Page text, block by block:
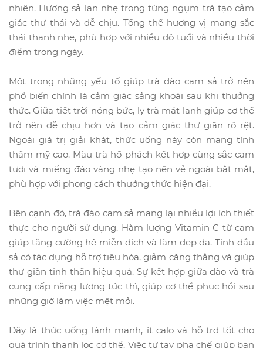
nhiên. Hương sả lan nhẹ trong từng ngụm trà tạo cảm
giác thư thái và dễ chịu. Tổng thể hương vị mang sắc
thái thanh nhẹ, phù hợp với nhiều độ tuổi và nhiều thời
điểm trong ngày.
Một trong những yếu tố giúp trà đào cam sả trở nên
phổ biến chính là cảm giác sảng khoái sau khi thưởng
thức. Giữa tiết trời nóng bức, ly trà mát lạnh giúp cơ thể
trở nên dễ chịu hơn và tạo cảm giác thư giãn rõ rệt.
Ngoài giá trị giải khát, thức uống này còn mang tính
thẩm mỹ cao. Màu trà hổ phách kết hợp cùng sắc cam
tươi và miếng đào vàng nhẹ tạo nên vẻ ngoài bắt mắt,
phù hợp với phong cách thưởng thức hiện đại.
Bên cạnh đó, trà đào cam sả mang lại nhiều lợi ích thiết
thực cho người sử dụng. Hàm lượng Vitamin C từ cam
giúp tăng cường hệ miễn dịch và làm đẹp da. Tinh dầu
sả có tác dụng hỗ trợ tiêu hóa, giảm căng thẳng và giúp
thư giãn tinh thần hiệu quả. Sự kết hợp giữa đào và trà
cung cấp năng lượng tức thì, giúp cơ thể phục hồi sau
những giờ làm việc mệt mỏi.
Đây là thức uống lành mạnh, ít calo và hỗ trợ tốt cho
quá trình thanh lọc cơ thể. Việc tự tay pha chế giúp bạn